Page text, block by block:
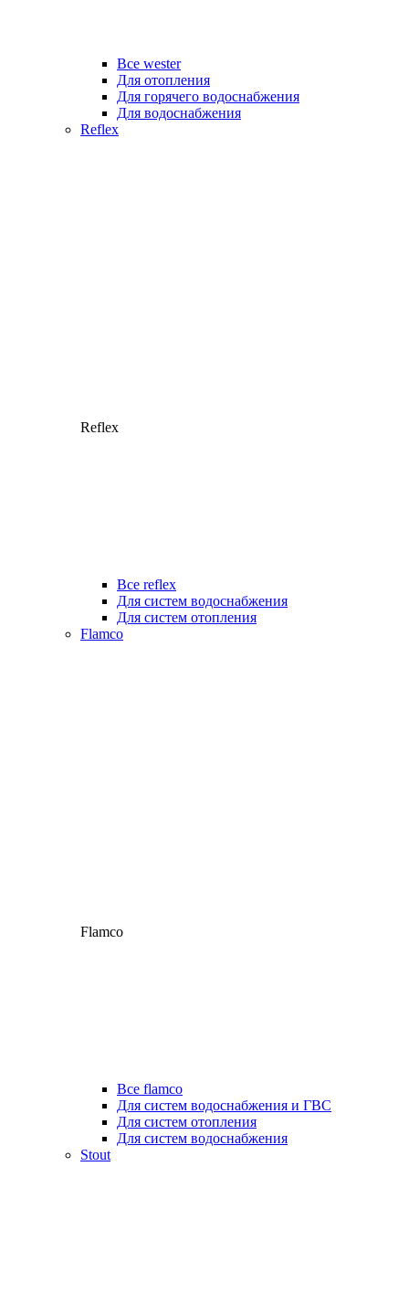
Все wester
Для отопления
Для горячего водоснабжения
Для водоснабжения
Reflex
Reflex
Все reflex
Для систем водоснабжения
Для систем отопления
Flamco
Flamco
Все flamco
Для систем водоснабжения и ГВС
Для систем отопления
Для систем водоснабжения
Stout